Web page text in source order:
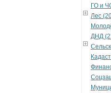
ГО и
Лес
ДНД